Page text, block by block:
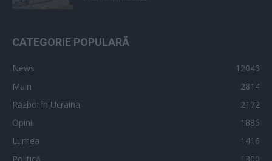
CATEGORIE POPULARĂ
News
12043
Main
2814
Război în Ucraina
2172
Opinii
1885
Lumea
1416